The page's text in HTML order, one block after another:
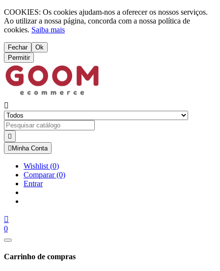
COOKIES: Os cookies ajudam-nos a oferecer os nossos serviços.
Ao utilizar a nossa página, concorda com a nossa política de
cookies. Saiba mais
Fechar
Ok
Permitir


 Minha Conta
Wishlist (0)
Comparar(0)
Entrar

0
Carrinho de compras